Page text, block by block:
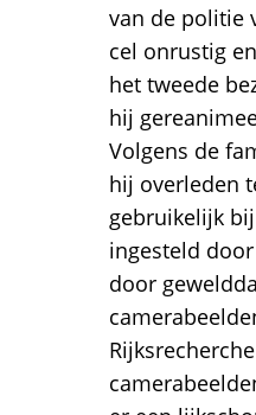
van de politie
cel onrustig
het tweede
hij
Volgens de
hij overleden
gebruikelijk
ingesteld
door